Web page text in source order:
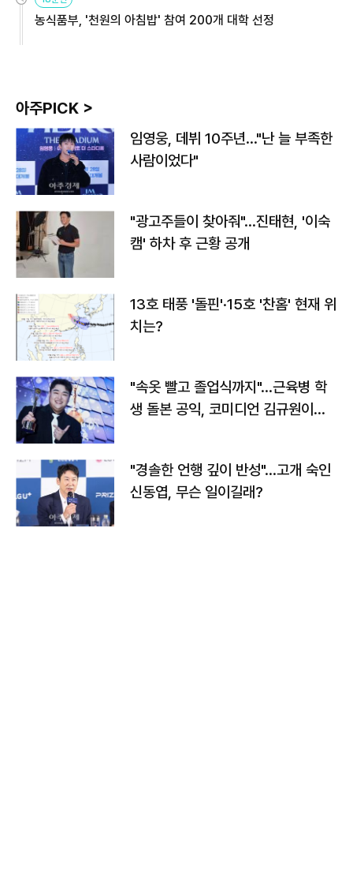
농식품부, '천원의 아침밥' 참여 200개 대학 선정
아주PICK >
임영웅, 데뷔 10주년…"난 늘 부족한
사람이었다"
"광고주들이 찾아줘"…진태현, '이숙
캠' 하차 후 근황 공개
13호 태풍 '돌핀'·15호 '찬홈' 현재 위
치는?
"속옷 빨고 졸업식까지"…근육병 학
생 돌본 공익, 코미디언 김규원이었
"경솔한 언행 깊이 반성"…고개 숙인
신동엽, 무슨 일이길래?